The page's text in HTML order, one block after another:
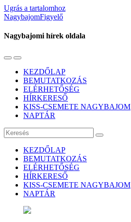
Ugrás a tartalomhoz
NagybajomFigyelő
Nagybajomi hírek oldala
Váltás
mobil
menüre
Használja
keresés
mezőt
KEZDŐLAP
BEMUTATKOZÁS
ELÉRHETŐSÉG
HÍRKERESŐ
KISS-CSEMETE NAGYBAJOM
NAPTÁR
Keresés
KEZDŐLAP
BEMUTATKOZÁS
ELÉRHETŐSÉG
HÍRKERESŐ
KISS-CSEMETE NAGYBAJOM
NAPTÁR